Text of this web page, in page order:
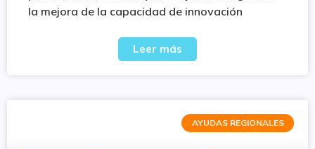
la mejora de la capacidad de innovación
Leer más
AYUDAS REGIONALES